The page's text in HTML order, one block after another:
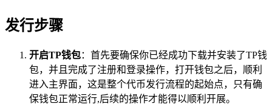
发行步骤
开启TP钱包：首先要确保你已经成功下载并安装了TP钱
包，并且完成了注册和登录操作，打开钱包之后，顺利
进入主界面，这是整个代币发行流程的起始点，只有确
保钱包正常运行,后续的操作才能得以顺利开展。